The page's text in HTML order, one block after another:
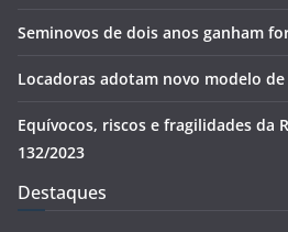
Seminovos de dois anos ganham
Locadoras adotam novo modelo de
Equívocos, riscos e fragilidades da
132/2023
Destaques